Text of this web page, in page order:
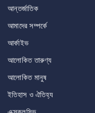
আন্তর্জাতিক
আমাদের সম্পর্কে
আর্কাইভ
আলোকিত তারুণ্য
আলোকিত মানুষ
ইতিহাস ও ঐতিহ্য